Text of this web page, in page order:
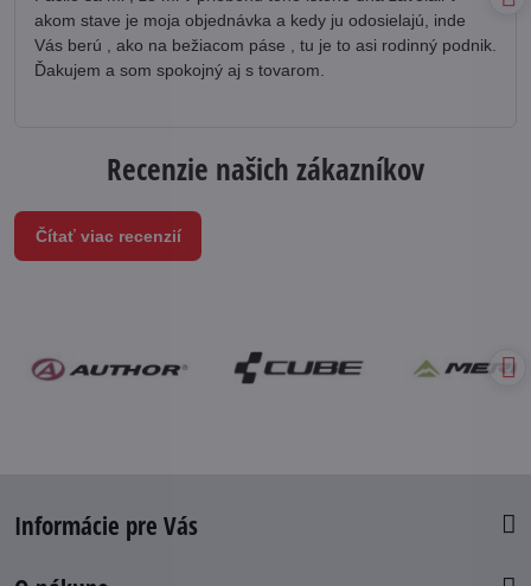
akom stave je moja objednávka a kedy ju odosielajú, inde
Vás berú , ako na bežiacom páse , tu je to asi rodinný podnik.
Ďakujem a som spokojný aj s tovarom.
Recenzie našich zákazníkov
Čítať viac recenzií
Informácie pre Vás